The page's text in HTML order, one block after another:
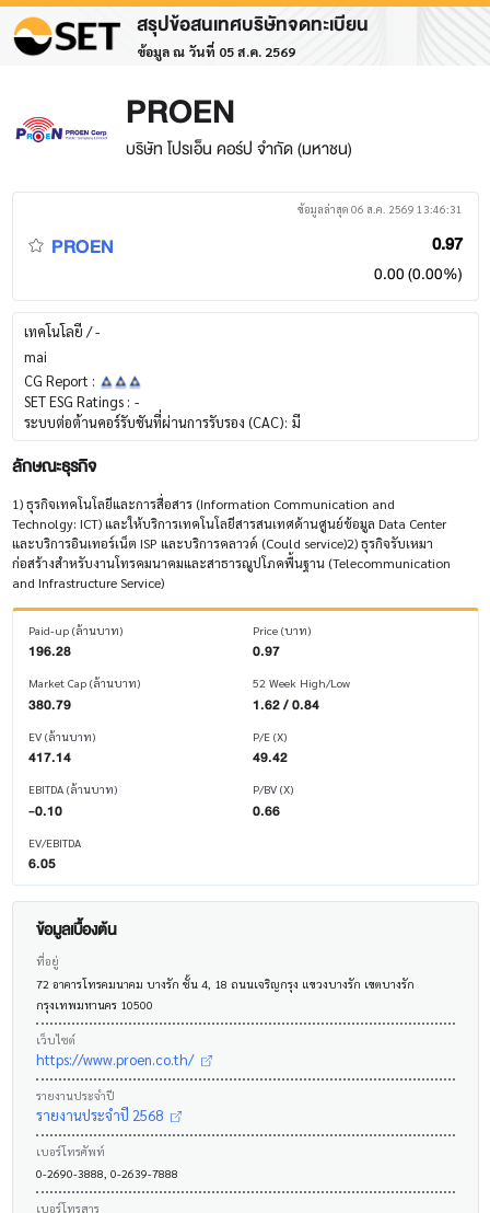
สรุปข้อสนเทศบริษัทจดทะเบียน
ข้อมูล ณ วันที่ 05 ส.ค. 2569
PROEN
บริษัท โปรเอ็น คอร์ป จำกัด (มหาชน)
ข้อมูลล่าสุด 06 ส.ค. 2569 13:46:31
PROEN 0.97
0.00 (0.00%)
เทคโนโลยี / -
mai
CG Report :
SET ESG Ratings : -
ระบบต่อต้านคอร์รับชันที่ผ่านการรับรอง (CAC): มี
ลักษณะธุรกิจ
1) ธุรกิจเทคโนโลยีและการสื่อสาร (Information Communication and
Technolgy: ICT) และให้บริการเทคโนโลยีสารสนเทศด้านศูนย์ข้อมูล Data Center
และบริการอินเทอร์เน็ต ISP และบริการคลาวด์ (Could service)2) ธุรกิจรับเหมา
ก่อสร้างสำหรับงานโทรคมนาคมและสาธารณูปโภคพื้นฐาน (Telecommunication
and Infrastructure Service)
Paid-up (ล้านบาท)
196.28
Market Cap (ล้านบาท)
380.79
EV (ล้านบาท)
417.14
EBITDA (ล้านบาท)
-0.10
EV/EBITDA
6.05
Price (บาท)
0.97
52 Week High/Low
1.62 / 0.84
P/E (X)
49.42
P/BV (X)
0.66
ข้อมูลเบื้องต้น
ที่อยู่
72 อาคารโทรคมนาคม บางรัก ชั้น 4, 18 ถนนเจริญกรุง แขวงบางรัก เขตบางรัก
กรุงเทพมหานคร 10500
เว็บไซต์
https://www.proen.co.th/
รายงานประจำปี
รายงานประจำปี 2568
เบอร์โทรศัพท์
0-2690-3888, 0-2639-7888
เบอร์โทรสาร